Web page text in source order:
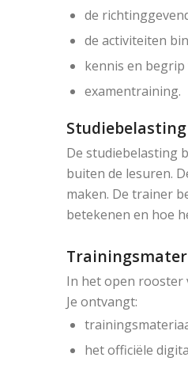
de
de activiteiten
kennis en
examentraining.
De studiebelasting
buiten de lesuren.
maken. De trainer
betekenen en hoe
In het open rooster
Je ontvangt:
het officiële